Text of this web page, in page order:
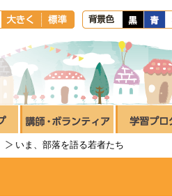
いま、部落を語る若者たち